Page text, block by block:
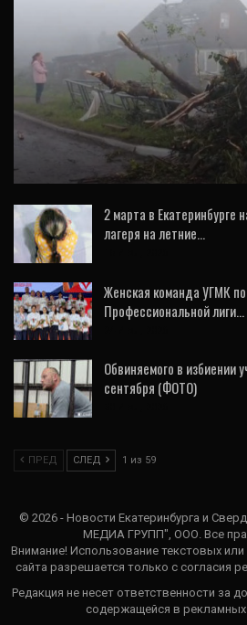
ВИДЕО
После урагана 15
медикам, один –
2 марта в Екатеринбурге
лагеря на летние…
Женская команда УГМК
Профессиональной лиги…
Обвиняемого в избиении
сентября (ФОТО)
ПРЕД СЛЕД 1 из 59
© 2026 - Новости Екатеринбурга и
МЕДИА ГРУПП", ООО. Все
Внимание! Использование текстовых
сайта разрешается только c согласия
Редакция не несет ответственности за
содержащейся в рекламных